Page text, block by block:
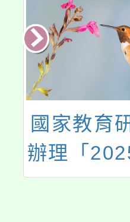
國家教育
辦理「
教育國際